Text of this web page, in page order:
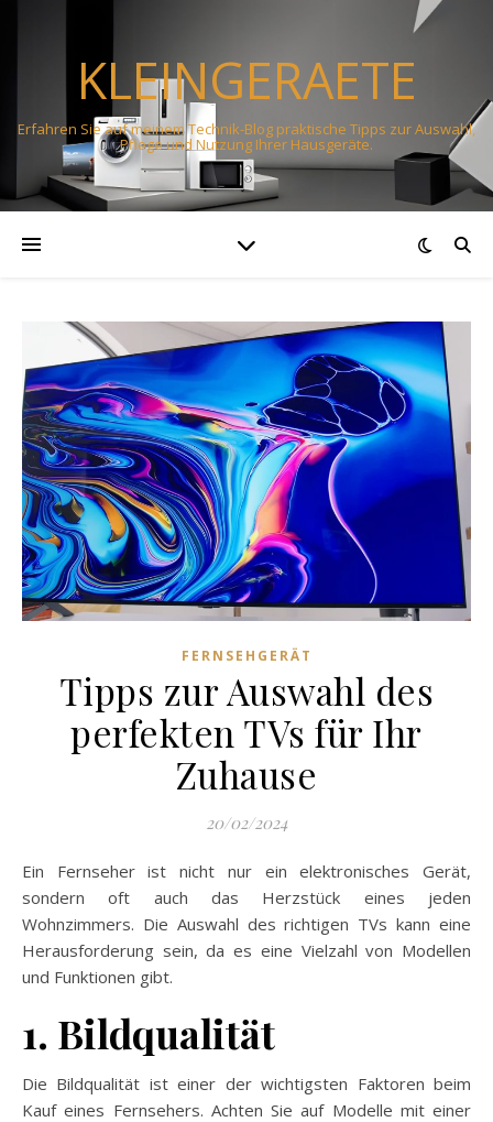
KLEINGERAETE
Erfahren Sie auf meinem Technik-Blog praktische Tipps zur Auswahl,
Pflege und Nutzung Ihrer Hausgeräte.
FERNSEHGERÄT
Tipps zur Auswahl des
perfekten TVs für Ihr
Zuhause
20/02/2024
Ein Fernseher ist nicht nur ein elektronisches Gerät,
sondern oft auch das Herzstück eines jeden
Wohnzimmers. Die Auswahl des richtigen TVs kann eine
Herausforderung sein, da es eine Vielzahl von Modellen
und Funktionen gibt.
1. Bildqualität
Die Bildqualität ist einer der wichtigsten Faktoren beim
Kauf eines Fernsehers. Achten Sie auf Modelle mit einer